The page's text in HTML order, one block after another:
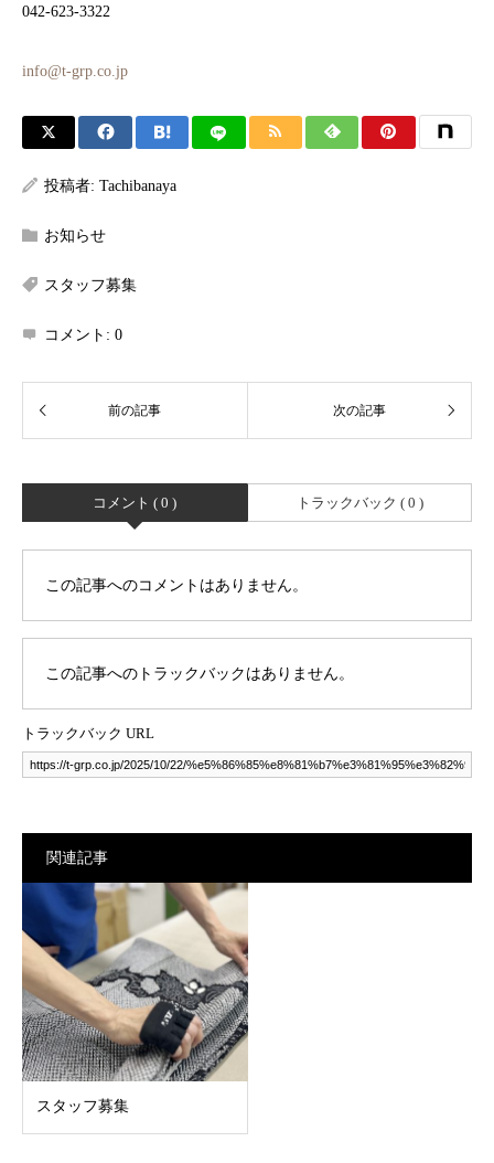
042-623-3322
info@t-grp.co.jp
投稿者: Tachibanaya
お知らせ
スタッフ募集
コメント: 0
コメント ( 0 ) トラックバック ( 0 )
この記事へのコメントはありません。
この記事へのトラックバックはありません。
トラックバック URL
関連記事
スタッフ募集